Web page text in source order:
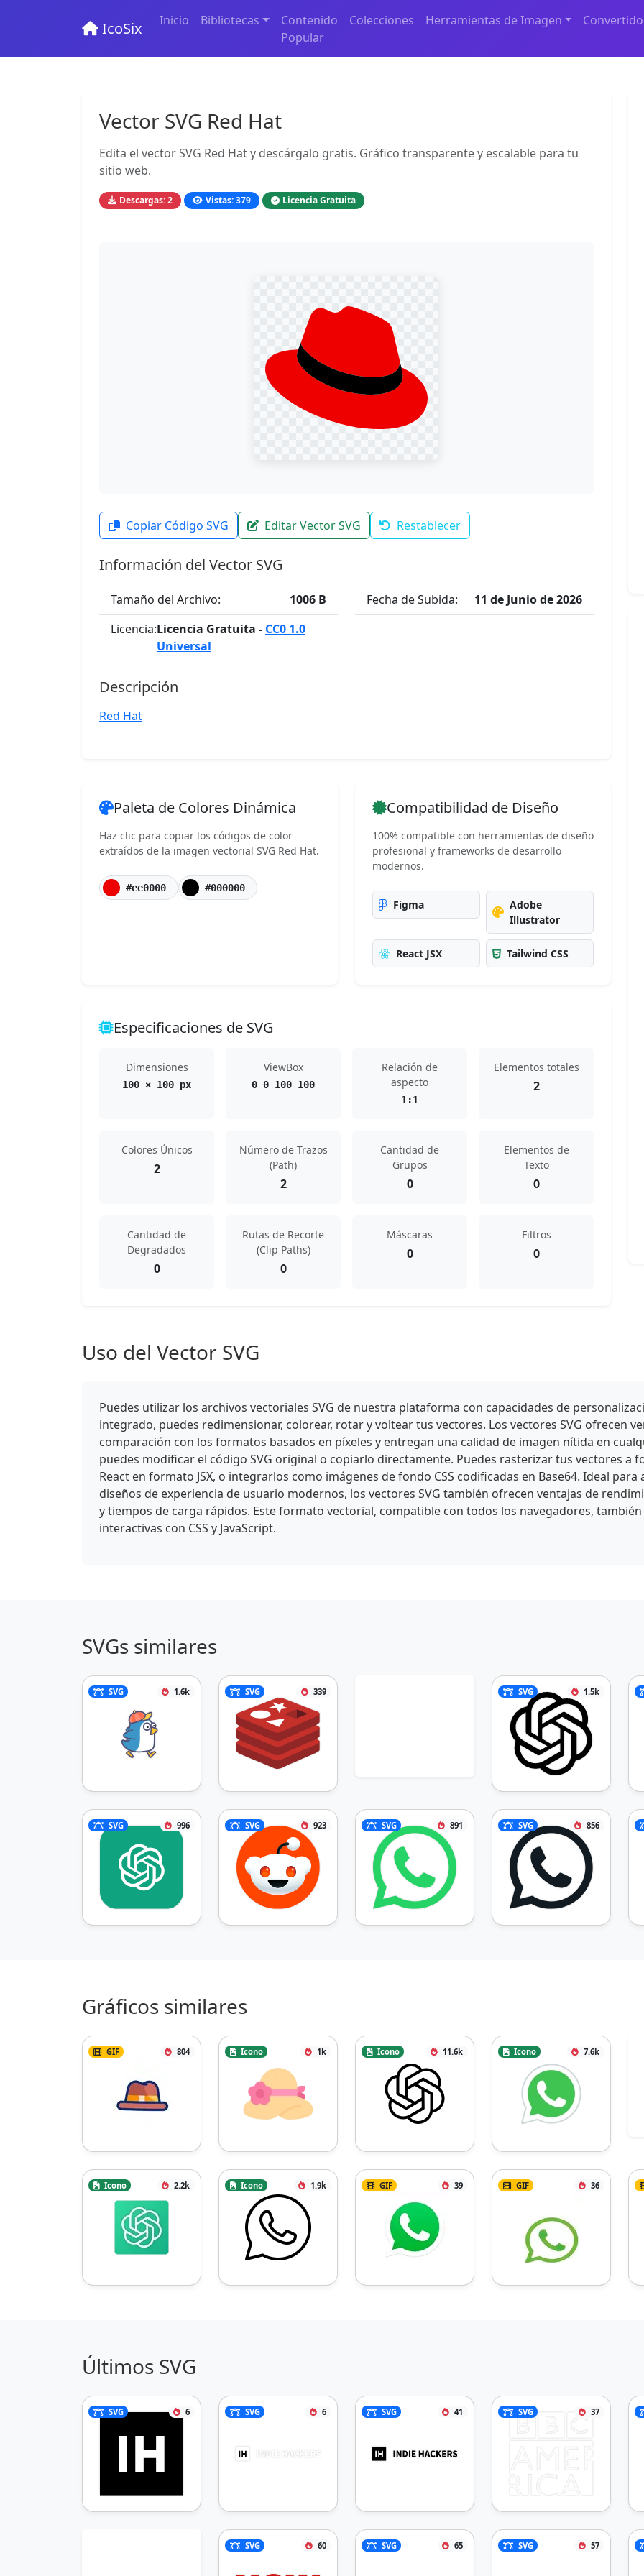
IcoSix Inicio Bibliotecas
Contenido
Popular
Colecciones Herramientas de Imagen
Vector SVG Red Hat
Edita el vector SVG Red Hat y descárgalo gratis. Gráfico transparente y escalable para tu
sitio web.
Descargas: 2 Vistas: 379 Licencia Gratuita
Copiar Código SVG Editar Vector SVG Restablecer
Información del Vector SVG
Tamaño del Archivo:
1006 B
Licencia:Licencia Gratuita - CC0 1.0
Universal
Fecha de Subida: 11 de Junio de 2026
Descripción
Red Hat
Paleta de Colores Dinámica
Haz clic para copiar los códigos de color
extraídos de la imagen vectorial SVG Red Hat.
#ee0000 #000000
Compatibilidad de Diseño
100% compatible con herramientas de diseño
profesional y frameworks de desarrollo
modernos.
Figma
Adobe
Illustrator
React JSX Tailwind CSS
Especificaciones de SVG
Dimensiones
100 × 100 px
ViewBox
0 0 100 100
Relación de
aspecto
1:1
Elementos totales
2
Colores Únicos
2
Número de Trazos
(Path)
2
Cantidad de
Grupos
0
Elementos de
Texto
0
Cantidad de
Degradados
0
Rutas de Recorte
(Clip Paths)
0
Máscaras
0
Filtros
0
Uso del Vector SVG
Puedes utilizar los archivos vectoriales SVG de nuestra plataforma con capacidades de
integrado, puedes redimensionar, colorear, rotar y voltear tus vectores. Los vectores SVG ofrecen
comparación con los formatos basados en píxeles y entregan una calidad de imagen nítida en
puedes modificar el código SVG original o copiarlo directamente. Puedes rasterizar tus vectores a
React en formato JSX, o integrarlos como imágenes de fondo CSS codificadas en Base64. Ideal
diseños de experiencia de usuario modernos, los vectores SVG también ofrecen ventajas de
y tiempos de carga rápidos. Este formato vectorial, compatible con todos los navegadores,
interactivas con CSS y JavaScript.
SVGs similares
SVG 1.6k SVG 339 SVG 1.5k
SVG 996 SVG 923 SVG 891 SVG 856
Gráficos similares
GIF 804 Icono 1k Icono 11.6k Icono 7.6k
Icono 2.2k Icono 1.9k GIF 39 GIF 36
Últimos SVG
SVG 6 SVG 6 SVG 41 SVG 37
SVG 60 SVG 65 SVG 57